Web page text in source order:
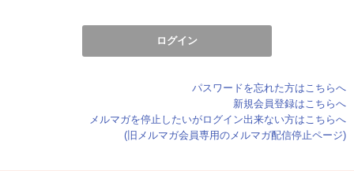
パスワードを忘れた方はこちらへ
新規会員登録はこちらへ
メルマガを停止したいがログイン出来ない方はこちらへ
(旧メルマガ会員専用のメルマガ配信停止ページ)